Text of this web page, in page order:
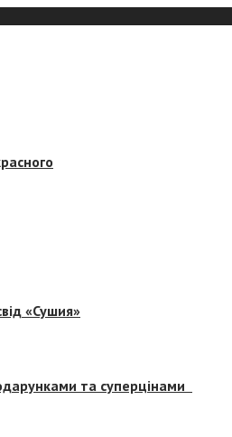
«Сушия»
та суперцінами